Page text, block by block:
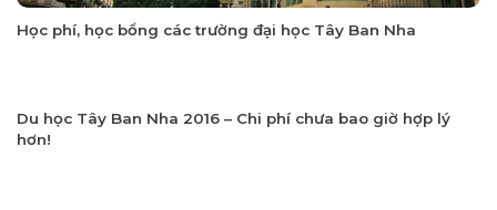
Học phí, học bổng các trường đại học Tây Ban Nha
Du học Tây Ban Nha 2016 – Chi phí chưa bao giờ hợp lý
hơn!